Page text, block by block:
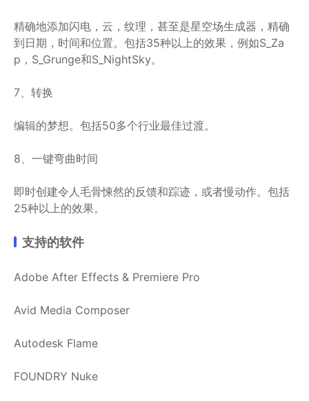
精确地添加闪电，云，纹理，甚至是星空场生成器，精确
到日期，时间和位置。包括35种以上的效果，例如S_Za
p，S_Grunge和S_NightSky。
7、转换
编辑的梦想。包括50多个行业最佳过渡。
8、一键弯曲时间
即时创建令人毛骨悚然的反馈和踪迹，或者慢动作。包括
25种以上的效果。
支持的软件
Adobe After Effects & Premiere Pro
Avid Media Composer
Autodesk Flame
FOUNDRY Nuke